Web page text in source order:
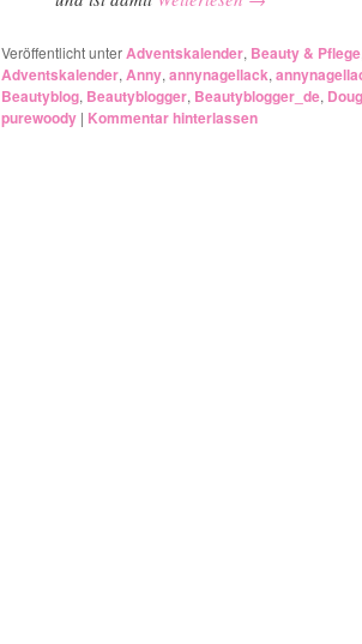
Veröffentlicht unterAdventskalender, Beauty & Pflege
Adventskalender,Anny,annynagellack,
Beautyblog, Beautyblogger, Beautyblogger_de,
purewoody | Kommentar hinterlassen